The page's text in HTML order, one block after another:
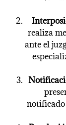
realiza
ante el
notificado